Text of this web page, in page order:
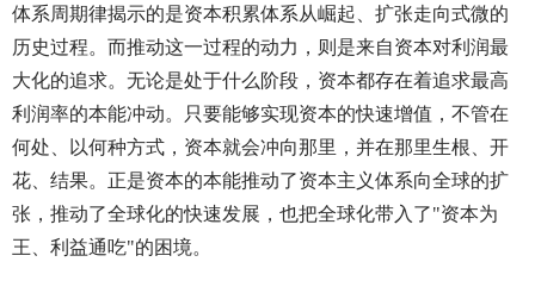
体系周期律揭示的是资本积累体系从崛起、扩张走向式微的
历史过程。而推动这一过程的动力，则是来自资本对利润最
大化的追求。无论是处于什么阶段，资本都存在着追求最高
利润率的本能冲动。只要能够实现资本的快速增值，不管在
何处、以何种方式，资本就会冲向那里，并在那里生根、开
花、结果。正是资本的本能推动了资本主义体系向全球的扩
张，推动了全球化的快速发展，也把全球化带入了"资本为
王、利益通吃"的困境。